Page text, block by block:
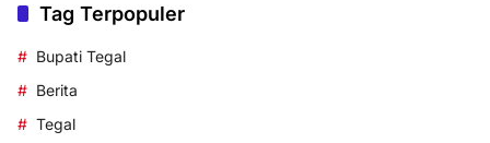
Tag Terpopuler
Bupati Tegal
Berita
Tegal